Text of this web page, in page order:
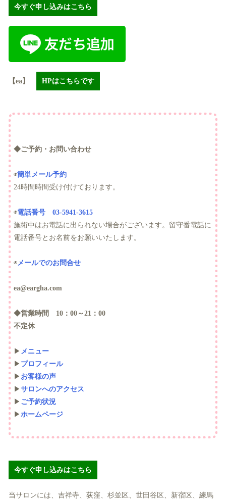
今すぐ申し込みはこちら
【ea】 HPはこちらです
◆ご予約・お問い合わせ
◉簡単メール予約
24時間時間受け付けております。
◉電話番号 03-5941-3615
施術中はお電話に出られない場合がございます。留守番電話に
電話番号とお名前をお願いいたします。
◉メールでのお問合せ
ea@eargha.com
◆営業時間 10：00～21：00
不定休
▶ メニュー
▶ プロフィール
▶ お客様の声
▶ サロンへのアクセス
▶ ご予約状況
▶ ホームページ
今すぐ申し込みはこちら
当サロンには、吉祥寺、荻窪、杉並区、世田谷区、新宿区、練馬